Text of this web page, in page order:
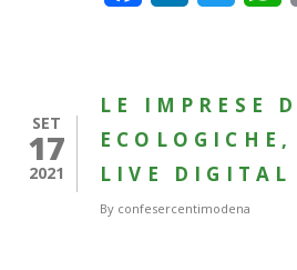
SET
17
2021
LE IMPRESE
LIVE DIGITAL
By confesercentimodena